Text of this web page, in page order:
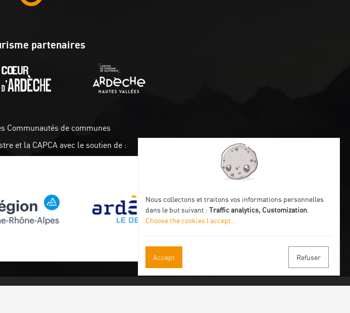
partenaires
Communautés de communes
et la CAPCA avec le soutien de :
Nous collectons et traitons vos informations personnelles
dans le but suivant : Traffic analytics, Customization
Choose the cookies I accept
Accept Refuser